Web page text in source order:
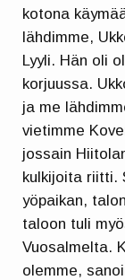
kotona
lähdimme,
Lyyli. Hän oli
korjuussa.
ja me
vietimme
jossain
kulkijoita riitti.
yöpaikan,
taloon tuli
Vuosalmelta.
olemme,